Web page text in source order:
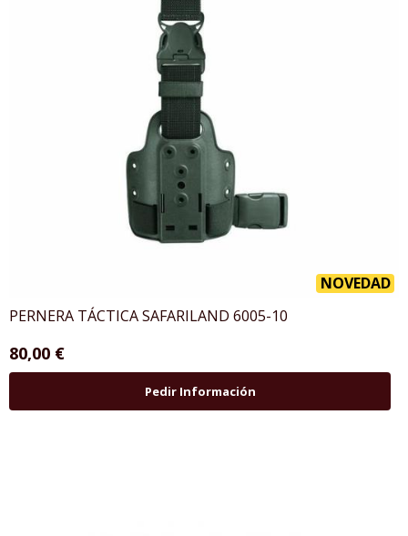
NOVEDAD
PERNERA TÁCTICA SAFARILAND 6005-10
80,00 €
Pedir Información